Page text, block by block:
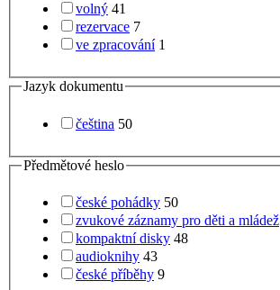
volný 41
rezervace 7
ve zpracování 1
Jazyk dokumentu
čeština 50
Předmětové heslo
české pohádky 50
zvukové záznamy pro děti a mládež
kompaktní disky 48
audioknihy 43
české příběhy 9